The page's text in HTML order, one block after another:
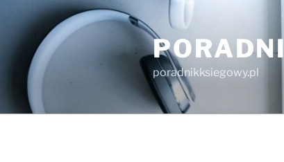
Przejdź
treści
poradnikksiegowy.pl